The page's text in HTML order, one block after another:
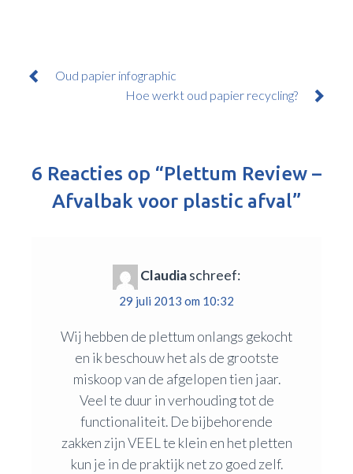
Bericht
Oud papier infographic
Hoe werkt oud papier recycling?
6 Reacties op “Plettum Review –
Afvalbak voor plastic afval”
Claudiaschreef:
29 juli 2013 om 10:32
Wij hebben de plettum onlangs gekocht
en ik beschouw het als de grootste
miskoop van de afgelopen tien jaar.
Veel te duur in verhouding tot de
functionaliteit. De bijbehorende
zakken zijn VEEL te klein en het pletten
kun je in de praktijk net zo goed zelf.